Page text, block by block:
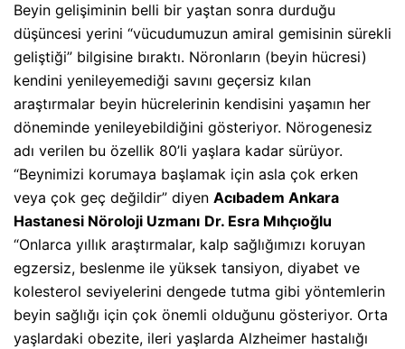
Beyin gelişiminin belli bir yaştan sonra durduğu
düşüncesi yerini “vücudumuzun amiral gemisinin sürekli
geliştiği” bilgisine bıraktı. Nöronların (beyin hücresi)
kendini yenileyemediği savını geçersiz kılan
araştırmalar beyin hücrelerinin kendisini yaşamın her
döneminde yenileyebildiğini gösteriyor. Nörogenesiz
adı verilen bu özellik 80’li yaşlara kadar sürüyor.
“Beynimizi korumaya başlamak için asla çok erken
veya çok geç değildir” diyen Acıbadem Ankara
Hastanesi Nöroloji Uzmanı Dr. Esra Mıhçıoğlu
“Onlarca yıllık araştırmalar, kalp sağlığımızı koruyan
egzersiz, beslenme ile yüksek tansiyon, diyabet ve
kolesterol seviyelerini dengede tutma gibi yöntemlerin
beyin sağlığı için çok önemli olduğunu gösteriyor. Orta
yaşlardaki obezite, ileri yaşlarda Alzheimer hastalığı